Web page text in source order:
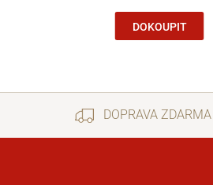
DOKOUPIT
DOPRAVA